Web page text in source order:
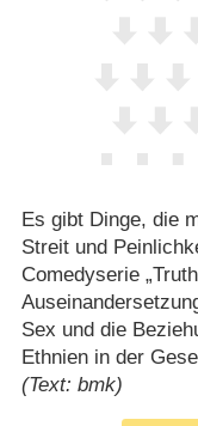
Es gibt Dinge, die
Streit und
Comedyserie
Sex und die
Ethnien in der
(Text: bmk)